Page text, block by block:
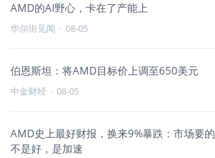
AMD的AI野心，卡在了产能上
华尔街见闻 · 08-05
伯恩斯坦：将AMD目标价上调至650美元
中金财经 · 08-05
AMD史上最好财报，换来9%暴跌：市场要的
不是好，是加速